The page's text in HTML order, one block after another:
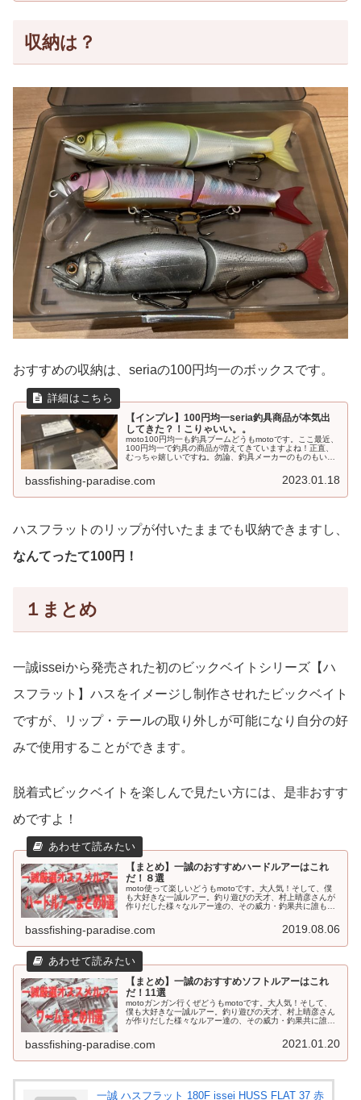
収納は？
おすすめの収納は、seriaの100円均一のボックスです。
【インプレ】100円均一seria釣具商品が本気出
してきた？！こりゃいい。。
moto100円均一も釣具ブームどうもmotoです。ここ最近、
100円均一で釣具の商品が増えてきていますよね！正直、
むっちゃ嬉しいですね。勿論、釣具メーカーのものもいい
bassfishing-paradise.com 2023.01.18
ハスフラットのリップが付いたままでも収納できますし、
なんてったて100円！
１まとめ
一誠isseiから発売された初のビックベイトシリーズ【ハ
スフラット】ハスをイメージし制作させれたビックベイト
ですが、リップ・テールの取り外しが可能になり自分の好
みで使用することができます。
脱着式ビックベイトを楽しんで見たい方には、是非おすす
めですよ！
【まとめ】一誠のおすすめハードルアーはこれ
だ！８選
moto使って楽しいどうもmotoです。大人気！そして、僕
も大好きな一誠ルアー。釣り遊びの天才、村上晴彦さんが
作りだした様々なルアー達の、その威力・釣果共に誰もが
bassfishing-paradise.com 2019.08.06
【まとめ】一誠のおすすめソフトルアーはこれ
だ！11選
motoガンガン行くぜどうもmotoです。大人気！そして、
僕も大好きな一誠ルアー。釣り遊びの天才、村上晴彦さん
が作りだした様々なルアー達の、その威力・釣果共に誰も
bassfishing-paradise.com 2021.01.20
一誠 ハスフラット 180F issei HUSS FLAT 37 赤